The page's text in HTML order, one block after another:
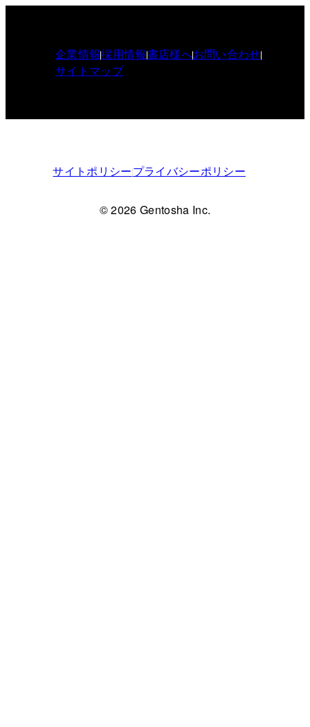
企業情報採用情報書店様へお問い合わせ
サイトマップ
サイトポリシープライバシーポリシー
© 2026 Gentosha Inc.